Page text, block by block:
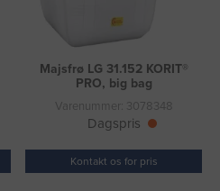
Majsfrø LG 31.152 KORIT®
PRO, big bag
Varenummer: 3078348
Dagspris
Kontakt os for pris